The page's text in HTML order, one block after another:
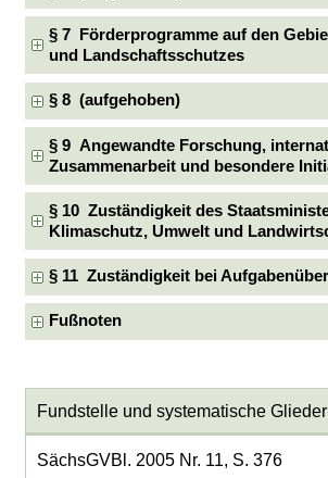
§ 7 Förderprogramme auf den
und Landschaftsschutzes
§ 8 (aufgehoben)
§ 9 Angewandte Forschung,
Zusammenarbeit und besondere
§ 10 Zuständigkeit des
Klimaschutz, Umwelt und
§ 11 Zuständigkeit bei
Fußnoten
Fundstelle und systematische
SächsGVBl. 2005 Nr. 11, S. 376